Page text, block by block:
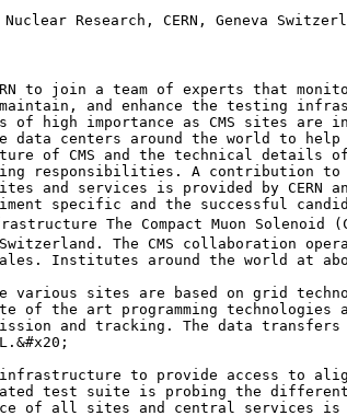
Research, CERN, Geneva
to join a team of experts that
and enhance the testing
of high importance as CMS sites
data centers around the world to
of CMS and the technical details
responsibilities. A contribution
and services is provided by CERN
specific and the successful
The Compact Muon
Switzerland. The CMS collaboration
Institutes around the world at
various sites are based on grid
of the art programming
and tracking. The data
to provide access to
test suite is probing the
of all sites and central services